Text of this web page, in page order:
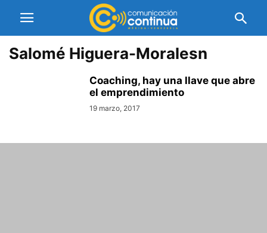
Salomé Higuera-Moralesn
Coaching, hay una llave que abre
el emprendimiento
19 marzo, 2017